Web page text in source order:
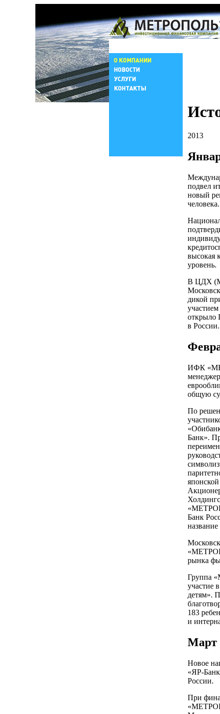
2013
подвел
новый
человека.
высокая
уровень.
В ЦДХ
дикой
открыло
в России.
ИФК
общую
По
Банк».
Банк
название
рынка
Группа
участие
детям».
183
и
Март
Новое
«ЯР-
России.
При